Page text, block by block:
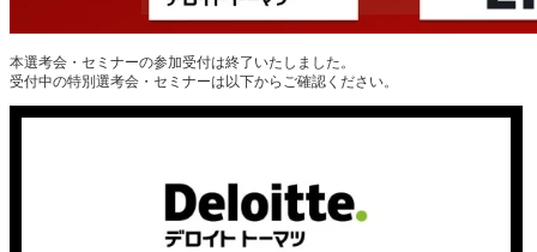
本選考会・セミナーの参加受付は終了いたしました。
受付中の特別選考会・セミナーは以下からご確認ください。